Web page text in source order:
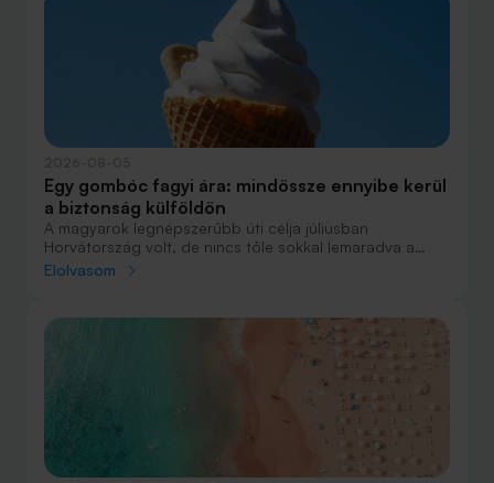
Egy gombóc fagyi ára: mindössze ennyibe kerül
a biztonság külföldön
A magyarok legnépszerűbb úti célja júliusban
Horvátország volt, de nincs tőle sokkal lemaradva a
júniust megnyerő Olaszország sem. A tengerparti
nyaralásnak, mint repülővel.
Elolvasom